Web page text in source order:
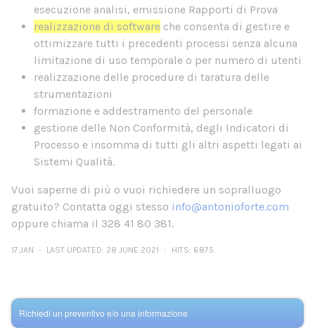
esecuzione analisi, emissione Rapporti di Prova
realizzazione di software che consenta di gestire e
ottimizzare tutti i precedenti processi senza alcuna
limitazione di uso temporale o per numero di utenti
realizzazione delle procedure di taratura delle
strumentazioni
formazione e addestramento del personale
gestione delle Non Conformità, degli Indicatori di
Processo e insomma di tutti gli altri aspetti legati ai
Sistemi Qualità.
Vuoi saperne di più o vuoi richiedere un sopralluogo
gratuito? Contatta oggi stesso info@antonioforte.com
oppure chiama il 328 41 80 381.
17.JAN LAST UPDATED: 28 JUNE 2021 HITS: 6875
Richiedi un preventivo e/o una informazione